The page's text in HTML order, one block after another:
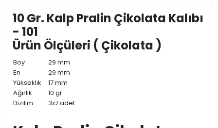
10 Gr. Kalp Pralin Çikolata Kalıbı
- 101
Ürün Ölçüleri ( Çikolata )
Boy
29 mm
En
29 mm
Yükseklik
17 mm
Ağırlık
10 gr.
Dizilim
3x7 adet